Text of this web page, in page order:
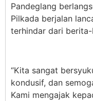
Pandeglang
Pilkada berjalan
terhindar dari
“Kita sangat
kondusif, dan
Kami mengajak